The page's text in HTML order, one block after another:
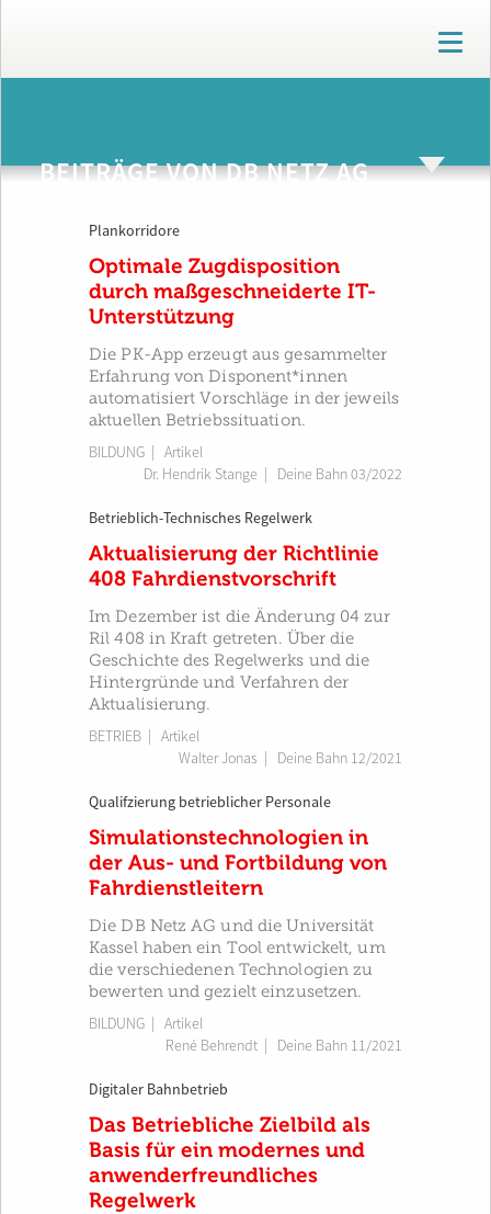
T
o
g
n
BEITRÄGE VON DB NETZ AG
Plankorridore
Optimale Zugdisposition
durch maßgeschneiderte IT-
Unterstützung
Die PK-App erzeugt aus gesammelter
Erfahrung von Disponent*innen
automatisiert Vorschläge in der jeweils
aktuellen Betriebssituation.
BILDUNG | Artikel
Dr. Hendrik Stange
Deine Bahn 03/2022
Betrieblich-Technisches Regelwerk
Aktualisierung der Richtlinie
408 Fahrdienstvorschrift
Im Dezember ist die Änderung 04 zur
Ril 408 in Kraft getreten. Über die
Geschichte des Regelwerks und die
Hintergründe und Verfahren der
Aktualisierung.
BETRIEB | Artikel
Walter Jonas
Deine Bahn 12/2021
Qualifzierung betrieblicher Personale
Simulationstechnologien in
der Aus- und Fortbildung von
Fahrdienstleitern
Die DB Netz AG und die Universität
Kassel haben ein Tool entwickelt, um
die verschiedenen Technologien zu
bewerten und gezielt einzusetzen.
BILDUNG | Artikel
René Behrendt
Deine Bahn 11/2021
Digitaler Bahnbetrieb
Das Betriebliche Zielbild als
Basis für ein modernes und
anwenderfreundliches
Regelwerk